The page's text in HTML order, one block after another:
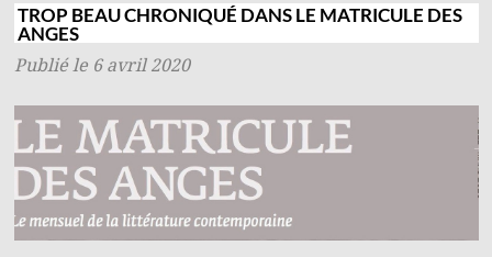
Auteurs
Événements
À propos
Connexion Inscription
TROP BEAU CHRONIQUÉ DANS LE MATRICULE DES
ANGES
Publié le 6 avril 2020